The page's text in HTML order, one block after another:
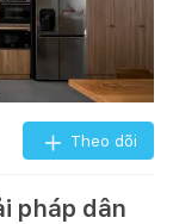
Theo dõi
pháp dân